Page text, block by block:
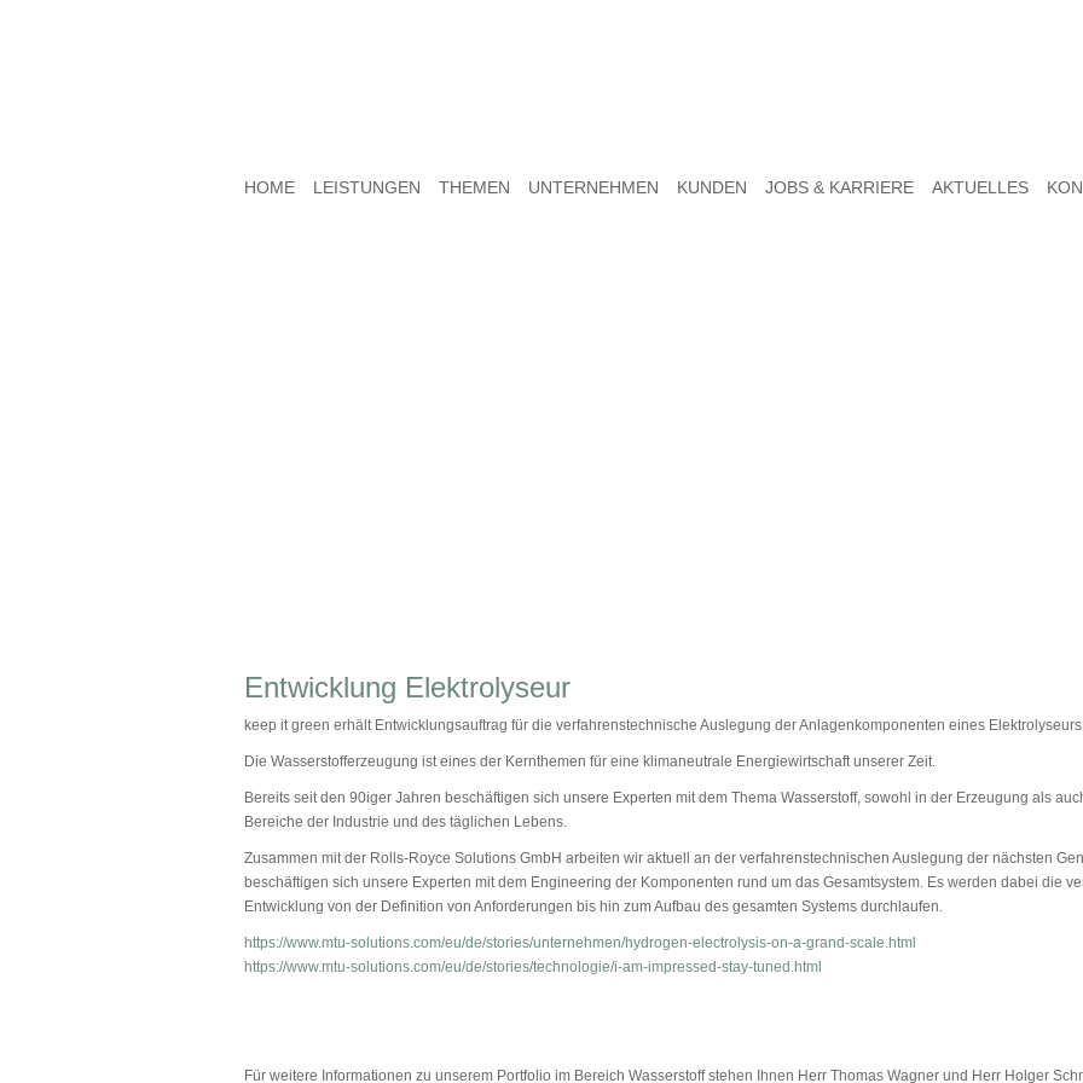
HOME LEISTUNGEN THEMEN UNTERNEHMEN KUNDEN JOBS & KARRIERE AKTUELLES
Entwicklung Elektrolyseur
keep it green erhält Entwicklungsauftrag für die verfahrenstechnische Auslegung der Anlagenkomponenten eines Elektrolyseurs
Die Wasserstofferzeugung ist eines der Kernthemen für eine klimaneutrale Energiewirtschaft unserer Zeit.
Bereits seit den 90iger Jahren beschäftigen sich unsere Experten mit dem Thema Wasserstoff, sowohl in der Erzeugung als
Bereiche der Industrie und des täglichen Lebens.
Zusammen mit der Rolls-Royce Solutions GmbH arbeiten wir aktuell an der verfahrenstechnischen Auslegung der nächsten
beschäftigen sich unsere Experten mit dem Engineering der Komponenten rund um das Gesamtsystem. Es werden dabei die
Entwicklung von der Definition von Anforderungen bis hin zum Aufbau des gesamten Systems durchlaufen.
https://www.mtu-solutions.com/eu/de/stories/unternehmen/hydrogen-electrolysis-on-a-grand-scale.html
https://www.mtu-solutions.com/eu/de/stories/technologie/i-am-impressed-stay-tuned.html
Für weitere Informationen zu unserem Portfolio im Bereich Wasserstoff stehen Ihnen Herr Thomas Wagner und Herr Holger